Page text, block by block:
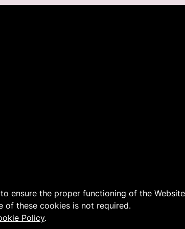
ensure the proper functioning of the
of these cookies is not required.
Policy.